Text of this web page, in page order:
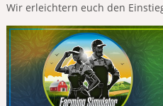
Wir erleichtern euch den